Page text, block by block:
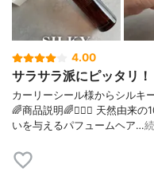
4.00
サラサラ派にピッタリ！
カーリーシール様からシルキ
🌈商品説明🌈💇🏻‍♀️ 天然由来
いを与えるパフュームヘア…